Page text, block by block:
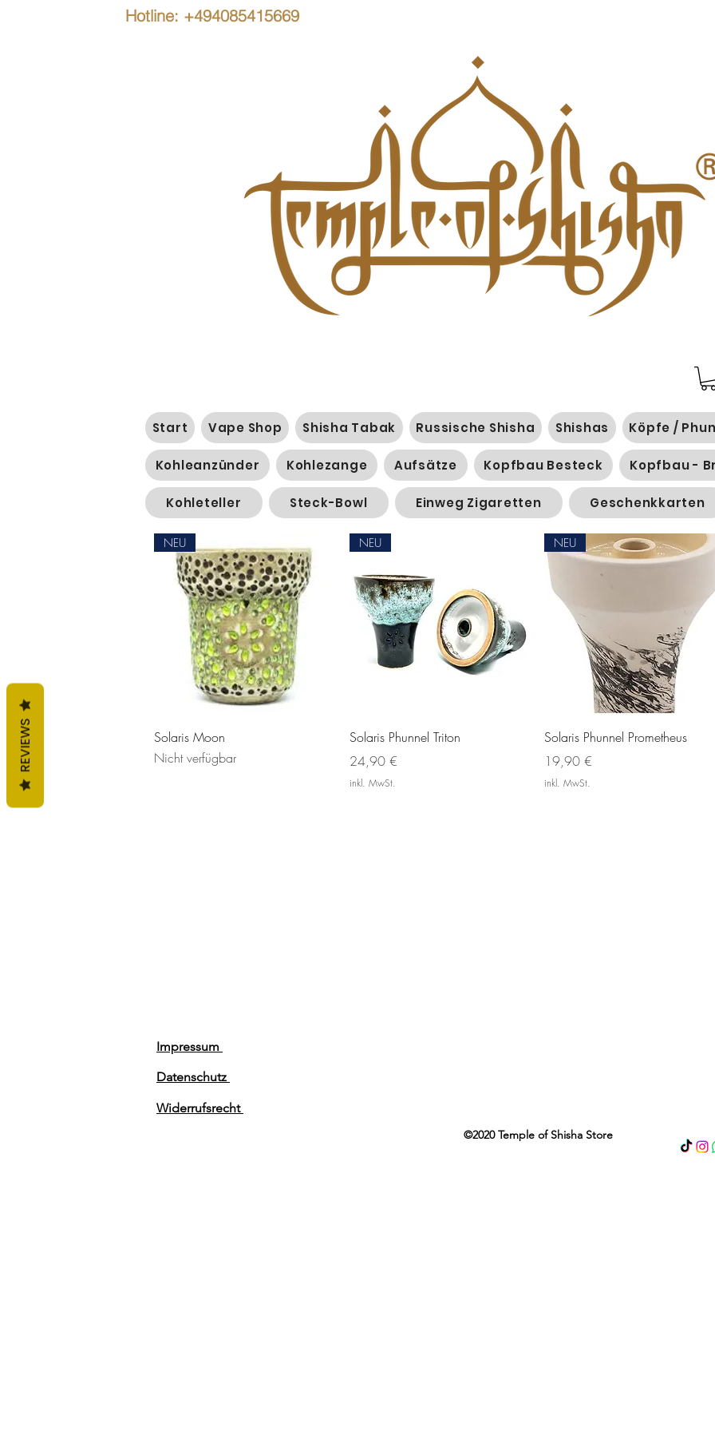
Hotline: +494085415669
Start Vape Shop Shisha Tabak Russische Shisha Shishas Köpfe /
Kohleanzünder Kohlezange Aufsätze Kopfbau Besteck Kopfbau -
Kohleteller Steck-Bowl Einweg Zigaretten Geschenkkarten
NEU
Solaris Moon
Nicht verfügbar
Schnellansicht
NEU
Solaris Phunnel Triton
Preis
24,90 €
inkl. MwSt.
Schnellansicht
NEU
Solaris Phunnel Prometheus
Preis
19,90 €
inkl. MwSt.
Impressum
Datenschutz
Widerrufsrecht
©2020 Temple of Shisha Store
REVIEWS